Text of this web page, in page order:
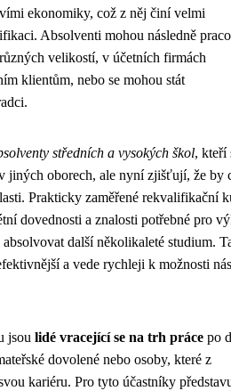
ekonomiky, což z něj činí velmi
Absolventi mohou následně
velikostí, v účetních firmách
klientům, nebo se mohou stát
středních a vysokých škol, kteří
jiných oborech, ale nyní zjišťují, že by
Prakticky zaměřené rekvalifikační
dovednosti a znalosti potřebné pro
další několikaleté studium.
a vede rychleji k možnosti
jsou lidé vracející se na trh práce po
dovolené nebo osoby, které z
kariéru. Pro tyto účastníky